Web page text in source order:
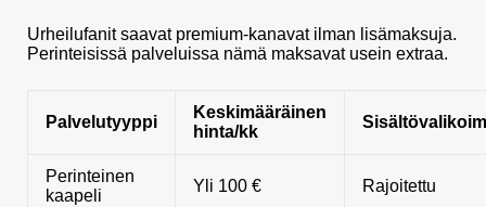
Urheilufanit saavat premium-kanavat ilman lisämaksuja.
Perinteisissä palveluissa nämä maksavat usein extraa.
Palvelutyyppi
Keskimääräinen
hinta/kk
Perinteinen
kaapeli
Yli 100 € Rajoitettu